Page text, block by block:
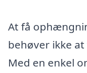
At få
behøver ikke
Med en enkel